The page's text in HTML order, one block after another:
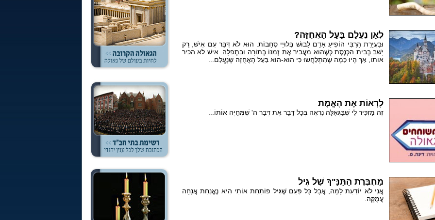
לְאָן נֶעֱלַם בַּעַל הָאֲחֻזָּה?
וּבַעֲיָרַת הָרַבִּי הוֹפִיעַ אָדָם לָבוּשׁ בְּלוּיֵי סְחָבוֹת. הוּא לֹא דִּבֵּר עִם אִישׁ, רַק
יָשַׁב בְּבֵית הַכְּנֶסֶת כְּשֶׁהוּא מַעֲבִיר אֶת זְמַנּוֹ בְּתוֹרָה וּבִתְפִלָּה. אִישׁ לֹא הִכִּיר
אוֹתוֹ, אַךְ הָיוּ כַּמָּה שֶׁהִתְלַחֲשׁוּ כִּי הוּא-הוּא בַּעַל הָאֲחֻזָּה שֶׁנֶּעֱלַם...
לִרְאוֹת אֶת הָאֱמֶת
זֶה מַזְכִּיר לִי שֶׁבַּגְּאֻלָּה נִרְאֶה בְּכָל דָּבָר אֶת דְּבַר ה' שֶׁמְּחַיֶּה אוֹתוֹ...
מַחְבֶּרֶת הַתַּנַּ"ךְ שֶׁל גִּיל
אֲנִי לֹא יוֹדַעַת לָמָּה, אֲבָל כָּל פַּעַם שֶׁגִּיל פּוֹתַחַת אוֹתִי הִיא נֶאֱנַחַת אֲנָחָה
עֲמֻקָּה.